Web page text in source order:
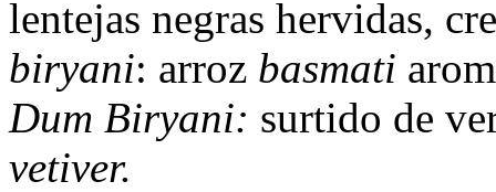
lentejas negras hervidas,
biryani: arroz basmati
Dum Biryani: surtido de
vetiver.